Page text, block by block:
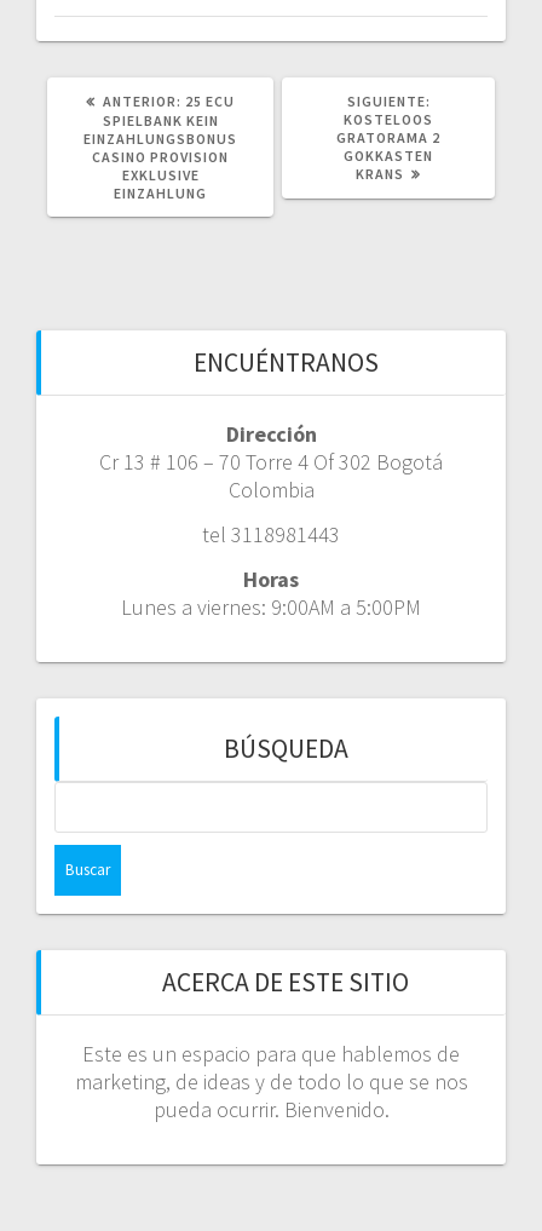
ANTERIOR: POST
ANTERIOR:
25 ECU
SPIELBANK KEIN
EINZAHLUNGSBONUS
CASINO PROVISION
EXKLUSIVE
EINZAHLUNG
SIGUIENTE:
POST:
KOSTELOOS
GRATORAMA 2
GOKKASTEN
KRANS
ENCUÉNTRANOS
Dirección
Cr 13 # 106 – 70 Torre 4 Of 302 Bogotá
Colombia
tel 3118981443
Horas
Lunes a viernes: 9:00AM a 5:00PM
BÚSQUEDA
ACERCA DE ESTE SITIO
Este es un espacio para que hablemos de
marketing, de ideas y de todo lo que se nos
pueda ocurrir. Bienvenido.